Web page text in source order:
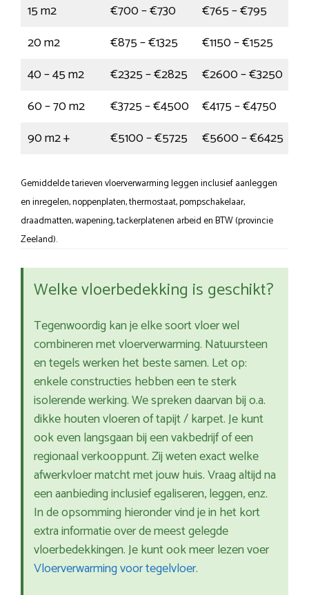
15 m2
€700 – €730
€765 – €795
20 m2
€875 – €1325
€1150 – €1525
40 – 45 m2
€2325 – €2825
€2600 – €3250
60 – 70 m2
€3725 – €4500
€4175 – €4750
90 m2 +
€5100 – €5725 €5600 – €6425
Gemiddelde tarieven vloerverwarming leggen inclusief aanleggen
en inregelen, noppenplaten, thermostaat, pompschakelaar,
draadmatten, wapening, tackerplatenen arbeid en BTW (provincie
Zeeland).
Welke vloerbedekking is geschikt?
Tegenwoordig kan je elke soort vloer wel
combineren met vloerverwarming. Natuursteen
en tegels werken het beste samen. Let op:
enkele constructies hebben een te sterk
isolerende werking. We spreken daarvan bij o.a.
dikke houten vloeren of tapijt / karpet. Je kunt
ook even langsgaan bij een vakbedrijf of een
regionaal verkooppunt. Zij weten exact welke
afwerkvloer matcht met jouw huis. Vraag altijd na
een aanbieding inclusief egaliseren, leggen, enz.
In de opsomming hieronder vind je in het kort
extra informatie over de meest gelegde
vloerbedekkingen. Je kunt ook meer lezen voer
Vloerverwarming voor tegelvloer.